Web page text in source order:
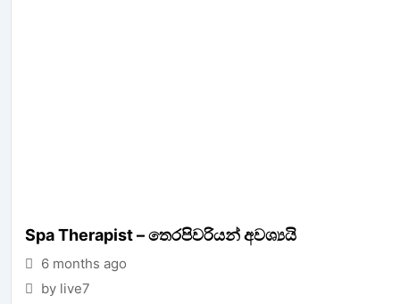
Spa Therapist – තෙරපිවරියන් අවශ්‍යයි
6 months ago
by live7